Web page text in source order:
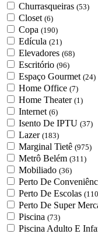
Churrasqueiras (53)
Closet (6)
Copa (190)
Edícula (21)
Elevadores (68)
Escritório (96)
Espaço Gourmet (24)
Home Office (7)
Home Theater (1)
Internet (6)
Isento De IPTU (37)
Lazer (183)
Marginal Tietê (975)
Metrô Belém (311)
Mobiliado (36)
Perto De
Perto De Escolas
Perto De Super
Piscina (73)
Piscina Adulto E